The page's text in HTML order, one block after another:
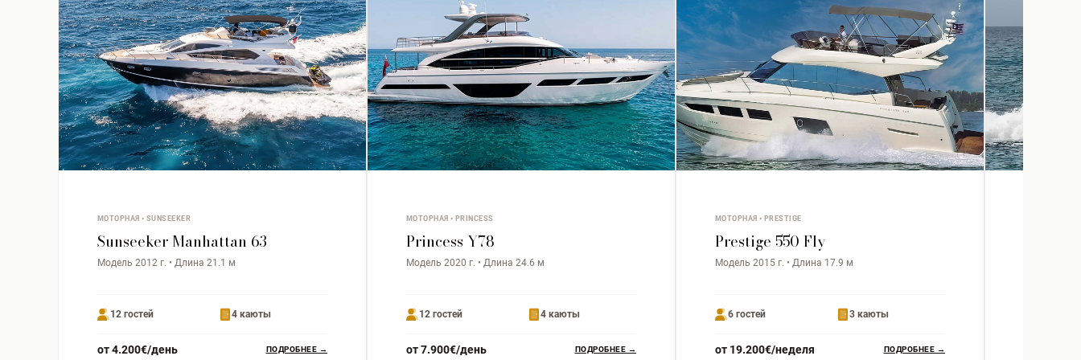
МОТОРНАЯ • SUNSEEKER
Sunseeker Manhattan 63
Модель 2012 г. • Длина 21.1 м
12 гостей 4 каюты
от 4.200€/день ПОДРОБНЕЕ →
МОТОРНАЯ • PRINCESS
Princess Y78
Модель 2020 г. • Длина 24.6 м
12 гостей 4 каюты
от 7.900€/день ПОДРОБНЕЕ →
МОТОРНАЯ • PRESTIGE
Prestige 550 Fly
Модель 2015 г. • Длина 17.9 м
6 гостей 3 каюты
от 19.200€/неделя ПОДРОБНЕЕ →